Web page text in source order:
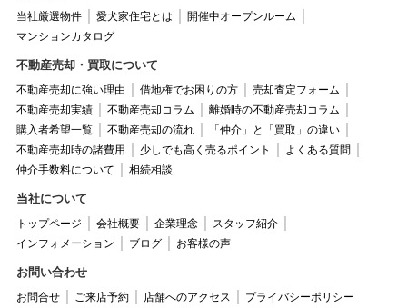
当社厳選物件 愛犬家住宅とは
開催中オープンルーム
マンションカタログ
不動産売却・買取について
不動産売却に強い理由 借地権でお困りの方
売却査定フォーム
不動産売却実績
不動産売却コラム
離婚時の不動産売却コラム
購入者希望一覧
不動産売却の流れ
「仲介」と「買取」の違い
不動産売却時の諸費用
少しでも高く売るポイント
よくある質問
仲介手数料について
相続相談
当社について
トップページ 会社概要 企業理念
スタッフ紹介
インフォメーション
ブログ お客様の声
お問い合わせ
お問合せ ご来店予約 店舗へのアクセス プライバシーポリシー